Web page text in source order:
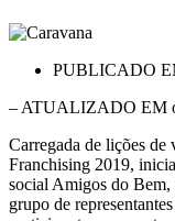
PUBLICADO
– ATUALIZADO EM
Carregada de lições de
Franchising 2019,
social Amigos do Bem,
grupo de